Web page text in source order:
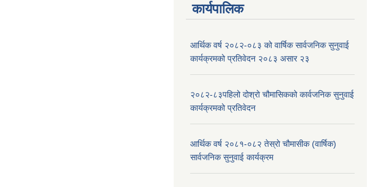
कार्यपालिक
आर्थिक वर्ष २०८२-०८३ को वार्षिक सार्वजनिक सुनुवाई
कार्यक्रमको प्रतिवेदन २०८३ असार २३
२०८२-८३पहिलो दोश्रो चौमासिकको कार्वजनिक सुनुवाई
कार्यक्रमको प्रतिवेदन
आर्थिक वर्ष २०८१-०८२ तेस्रो चौमासीक (वार्षिक)
सार्वजनिक सुनुवाई कार्यक्रम